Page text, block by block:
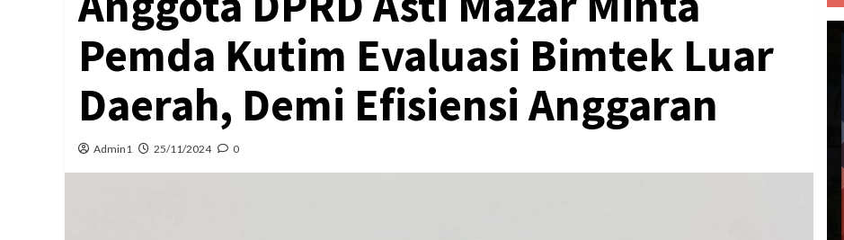
Pemda Kutim Evaluasi Bimtek Luar
Daerah, Demi Efisiensi Anggaran
Admin1 25/11/2024 0